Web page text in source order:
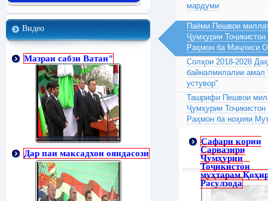
Видео
Мазраи сабзи Ватан"
Дар паи максадхои ояндасози
мардуми
Паёми Пешвои
Ҷумҳурии
Раҳмон ба Маҷлиси
Солҳои 2018-2028
байналмилалии
устувор"
Ташрифи Пешвои
Ҷумҳурии
Раҳмон ба ноҳияи
Сафари кории
Сарвазири
Ҷумҳурии
Тоҷикистон
муҳтарам
Расулзода